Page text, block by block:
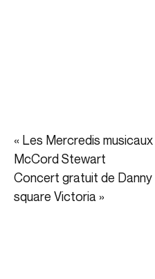
« Les Mercredis
McCord Stewart
Concert gratuit de Danny
square Victoria »